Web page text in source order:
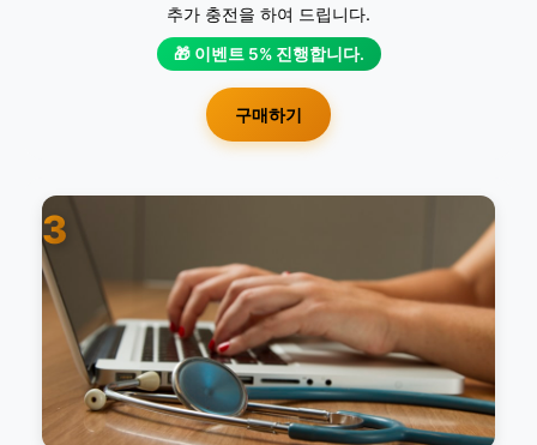
추가 충전을 하여 드립니다.
🎁 이벤트 5% 진행합니다.
구매하기
3